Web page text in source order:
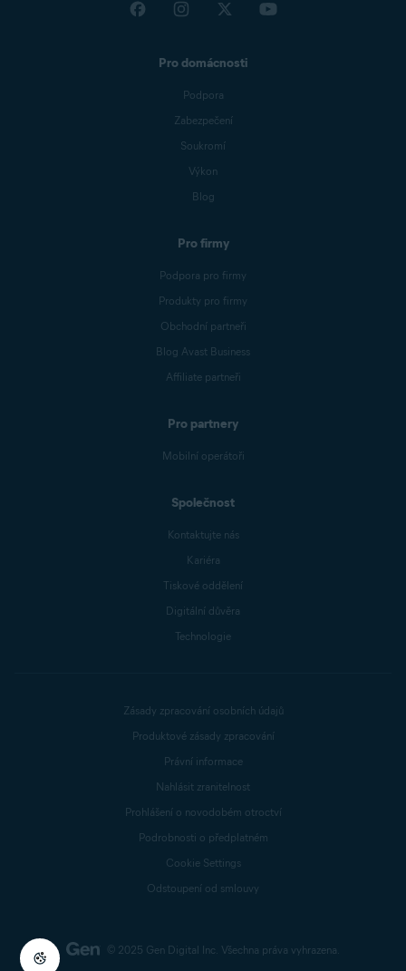
Pro domácnosti
Podpora
Zabezpečení
Soukromí
Výkon
Blog
Pro firmy
Podpora pro firmy
Produkty pro firmy
Obchodní partneři
Blog Avast Business
Affiliate partneři
Pro partnery
Mobilní operátoři
Společnost
Kontaktujte nás
Kariéra
Tiskové oddělení
Digitální důvěra
Technologie
© 2025 Gen Digital Inc. Všechna práva vyhrazena.
Zásady zpracování osobních údajů
Produktové zásady zpracování
Právní informace
Nahlásit zranitelnost
Prohlášení o novodobém otroctví
Podrobnosti o předplatném
Cookie Settings
Odstoupení od smlouvy